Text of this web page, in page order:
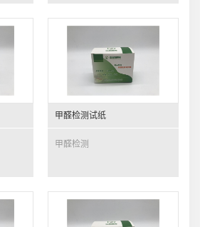
甲醛检测试纸
甲醛检测